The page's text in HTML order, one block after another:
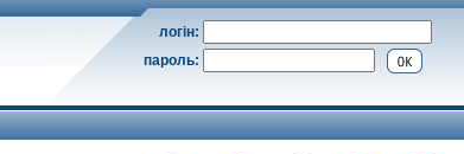
логін:
пароль: